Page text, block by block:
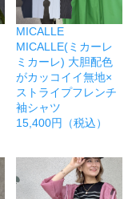
MICALLE
MICALLE(ミカーレ
ミカーレ) 大胆配色
がカッコイイ無地×
ストライプフレンチ
袖シャツ
15,400円（税込）